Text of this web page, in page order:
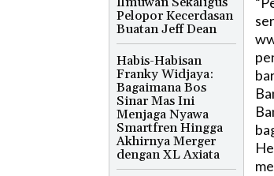
Pelopor Kecerdasan
Buatan Jeff Dean
Habis-Habisan
Franky Widjaya:
Bagaimana Bos
Sinar Mas Ini
Menjaga Nyawa
Smartfren Hingga
Akhirnya Merger
dengan XL Axiata